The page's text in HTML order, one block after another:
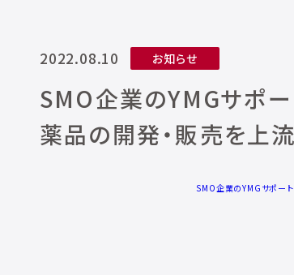
2022.08.10 お知らせ
SMO企業のYMGサポ
薬品の開発・販売を上
SMO企業のYMGサポー